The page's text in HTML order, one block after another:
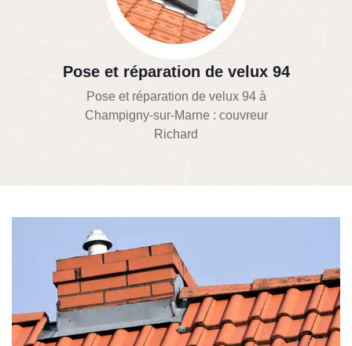
Pose et réparation de velux 94
Pose et réparation de velux 94 à
Champigny-sur-Marne : couvreur
Richard